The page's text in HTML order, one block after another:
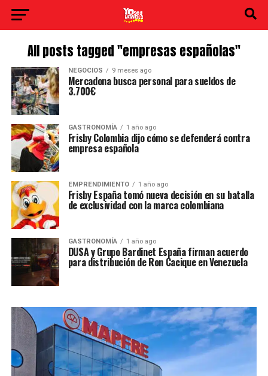
All posts tagged "empresas españolas"
NEGOCIOS 9 meses ago
Mercadona busca personal para sueldos de
3.700€
GASTRONOMÍA 1 año ago
Frisby Colombia dijo cómo se defenderá contra
empresa española
EMPRENDIMIENTO 1 año ago
Frisby España tomó nueva decisión en su batalla
de exclusividad con la marca colombiana
GASTRONOMÍA 1 año ago
DUSA y Grupo Bardinet España firman acuerdo
para distribución de Ron Cacique en Venezuela